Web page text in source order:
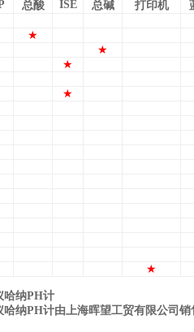
总酸 ISE 总碱 打印机
★
★
★
★
★
哈纳PH计
哈纳PH计由上海晖望工贸有限公司销